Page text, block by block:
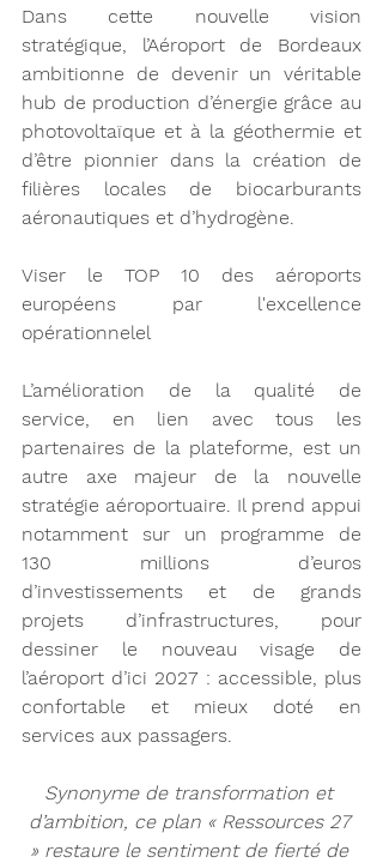
Dans cette nouvelle vision
stratégique, l’Aéroport de Bordeaux
ambitionne de devenir un véritable
hub de production d’énergie grâce au
photovoltaïque et à la géothermie et
d’être pionnier dans la création de
filières locales de biocarburants
aéronautiques et d’hydrogène.
Viser le TOP 10 des aéroports
européens par l'excellence
opérationnelel
L’amélioration de la qualité de
service, en lien avec tous les
partenaires de la plateforme, est un
autre axe majeur de la nouvelle
stratégie aéroportuaire. Il prend appui
notamment sur un programme de
130 millions d’euros
d’investissements et de grands
projets d’infrastructures, pour
dessiner le nouveau visage de
l’aéroport d’ici 2027 : accessible, plus
confortable et mieux doté en
services aux passagers.
Synonyme de transformation et
d’ambition, ce plan « Ressources 27
» restaure le sentiment de fierté de